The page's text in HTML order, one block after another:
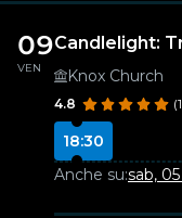
09
VEN
Candlelight:
Knox Church
4.8
18:30
Anche su:sab,